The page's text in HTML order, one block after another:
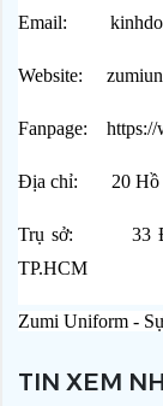
TIN XEM
Email:
Website:
Fanpage:
Địa chỉ:       20
Trụ sở:
TP.HCM
Zumi Uniform -